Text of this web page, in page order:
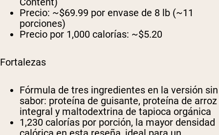
Precio: ~$69.99 por envase de 8 lb (~11
porciones)
Precio por 1,000 calorías: ~$5.20
Fortalezas
Fórmula de tres ingredientes en la versión sin
sabor: proteína de guisante, proteína de arroz
integral y maltodextrina de tapioca orgánica
1,230 calorías por porción, la mayor densidad